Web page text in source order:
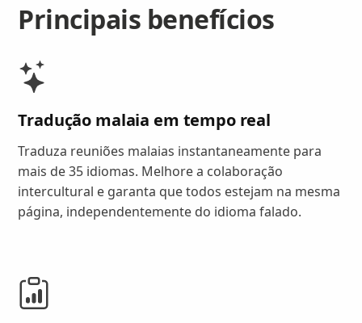
Principais benefícios
Tradução malaia em tempo real
Traduza reuniões malaias instantaneamente para
mais de 35 idiomas. Melhore a colaboração
intercultural e garanta que todos estejam na mesma
página, independentemente do idioma falado.